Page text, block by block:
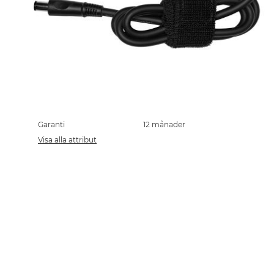
the
beginning
of
Garanti
12 månader
Visa alla attribut